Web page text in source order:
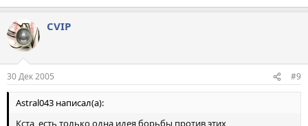
CVIP
30 Дек 2005 #9
Astral043 написал(а):
Кста, есть только одна идея борьбы против этих